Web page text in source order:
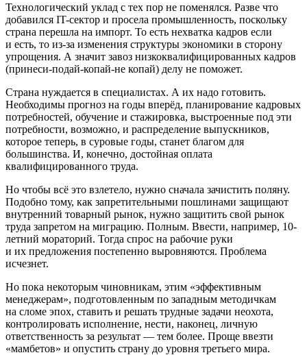
Технологический уклад с тех пор не поменялся. Разве что
добавился IT-сектор и просела промышленность, поскольку
страна перешла на импорт. То есть нехватка кадров если
и есть, то из-за изменения структуры экономики в сторону
упрощения. А значит завоз низкоквалифицированных кадров
(принеси-подай-копай-не копай) делу не поможет.
Страна нуждается в специалистах. А их надо готовить.
Необходимы прогноз на годы вперёд, планирование кадровых
потребностей, обучение и стажировка, выстроенные под эти
потребности, возможно, и распределение выпускников,
которое теперь, в суровые годы, станет благом для
большинства. И, конечно, достойная оплата
квалифицированного труда.
Но чтобы всё это взлетело, нужно сначала зачистить поляну.
Подобно тому, как запретительными пошлинами защищают
внутренний товарный рынок, нужно защитить свой рынок
труда запретом на миграцию. Полным. Ввести, например, 10-
летний мораторий. Тогда спрос на рабочие руки
и их предложения постепенно выровняются. Проблема
исчезнет.
Но пока некоторым чиновникам, этим «эффективным
менеджерам», подготовленным по западным методичкам
на сломе эпох, ставить и решать трудные задачи неохота,
контролировать исполнение, нести, наконец, личную
ответственность за результат — тем более. Проще ввезти
«мамбетов» и опустить страну до уровня третьего мира.